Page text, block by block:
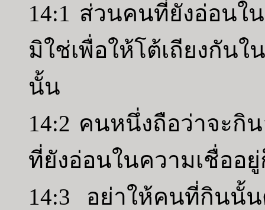
14:1 ส่วนคนที่ยังอ่อนใ
มิใช่เพื่อให้โต้เถียงกันใ
นั้น
14:2 คนหนึ่งถือว่าจะกิ
ที่ยังอ่อนในความเชื่ออ
14:3 อย่าให้คนที่กินนั้